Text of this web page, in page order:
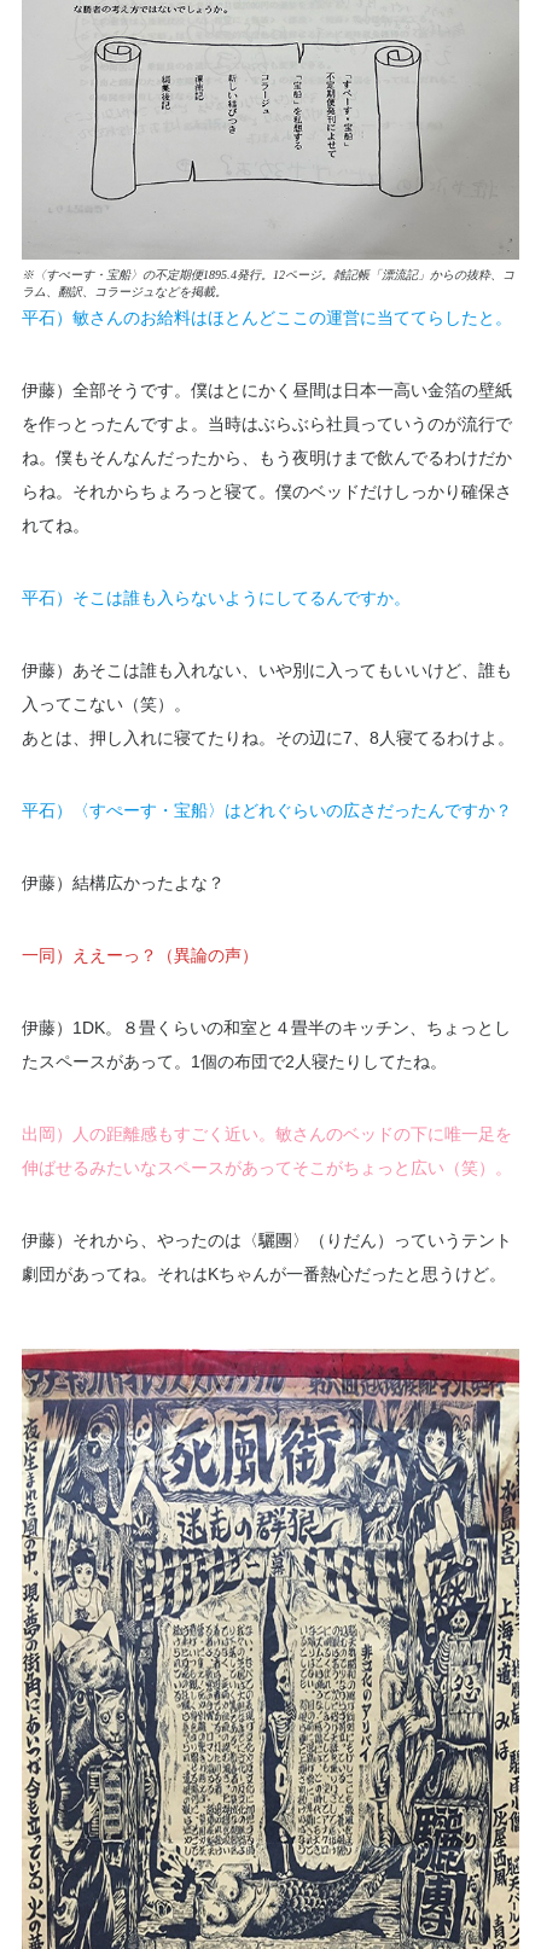
※〈すぺーす・宝船〉 の不定期便1895.4発行。12ページ。雑記帳「漂流記」からの抜粋、コ
ラム、翻訳、コラージュなどを掲載。
平石）敏さんのお給料はほとんどここの運営に当ててらしたと。
伊藤）全部そうです。僕はとにかく昼間は日本一高い金箔の壁紙
を作っとったんですよ。当時はぶらぶら社員っていうのが流行で
ね。僕もそんなんだったから、もう夜明けまで飲んでるわけだか
らね。それからちょろっと寝て。僕のベッドだけしっかり確保さ
れてね。
平石）そこは誰も入らないようにしてるんですか。
伊藤）あそこは誰も入れない、いや別に入ってもいいけど、誰も
入ってこない（笑）。
あとは、押し入れに寝てたりね。その辺に7、8人寝てるわけよ。
平石）〈すぺーす・宝船〉はどれぐらいの広さだったんですか？
伊藤）結構広かったよな？
一同）ええーっ？（異論の声）
伊藤）1DK。８畳くらいの和室と４畳半のキッチン、ちょっとし
たスペースがあって。1個の布団で2人寝たりしてたね。
出岡）人の距離感もすごく近い。敏さんのベッドの下に唯一足を
伸ばせるみたいなスペースがあってそこがちょっと広い（笑）。
伊藤）それから、やったのは〈驪團〉（りだん）っていうテント
劇団があってね。それはKちゃんが一番熱心だったと思うけど。